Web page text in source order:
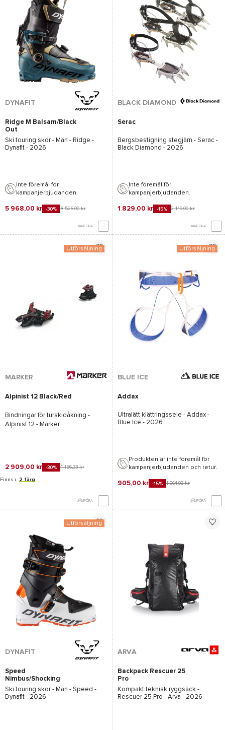
DYNAFIT
Ridge M Balsam/Black
Out
Ski touring skor - Män - Ridge -
Dynafit - 2026
Inte föremål för
kampanjerbjudanden.
5 968,00 kr -30% 8 526,00 kr
JÄMFÖRA
BLACK DIAMOND
Serac
Bergsbestigning stegjärn - Serac -
Black Diamond - 2026
Inte föremål för
kampanjerbjudanden.
1 829,00 kr -15% 2 149,00 kr
JÄMFÖRA
Utförsäljning
MARKER
Alpinist 12 Black/Red
Bindningar för turskidåkning -
Alpinist 12 - Marker
2 909,00 kr -30% 4 156,33 kr
Finns i 2 färg
JÄMFÖRA
Utförsäljning
BLUE ICE
Addax
Ultralätt klättringssele - Addax -
Blue Ice - 2026
Produkten är inte föremål för
kampanjerbjudanden och retur.
905,00 kr -15% 1 064,93 kr
JÄMFÖRA
Utförsäljning
DYNAFIT
Speed
Nimbus/Shocking
Orange
Ski touring skor - Män - Speed -
Dynafit - 2026
ARVA
Backpack Rescuer 25
Pro
Kompakt teknisk ryggsäck -
Rescuer 25 Pro - Arva - 2026